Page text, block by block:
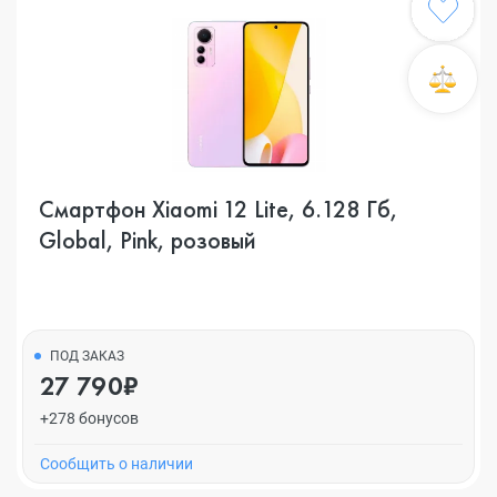
Смартфон Xiaomi 12 Lite, 6.128 Гб,
Global, Pink, розовый
ПОД ЗАКАЗ
27 790₽
+278 бонусов
Cообщить о наличии